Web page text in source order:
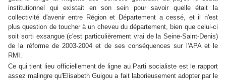
institutionnel qui existait en son sein pour savoir quelle était la
collectivité d'avenir entre Région et Département a cessé, et il n'est
plus question de toucher à un cheveu du département, bien que celui-ci
soit sorti exsangue (c'est particulièrement vrai de la Seine-Saint-Denis)
de la réforme de 2003-2004 et de ses conséquences sur l'APA et le
RMI.
Ce qui tient lieu officiellement de ligne au Parti socialiste est le rapport
assez malingre qu'Elisabeth Guigou a fait laborieusement adopter par le